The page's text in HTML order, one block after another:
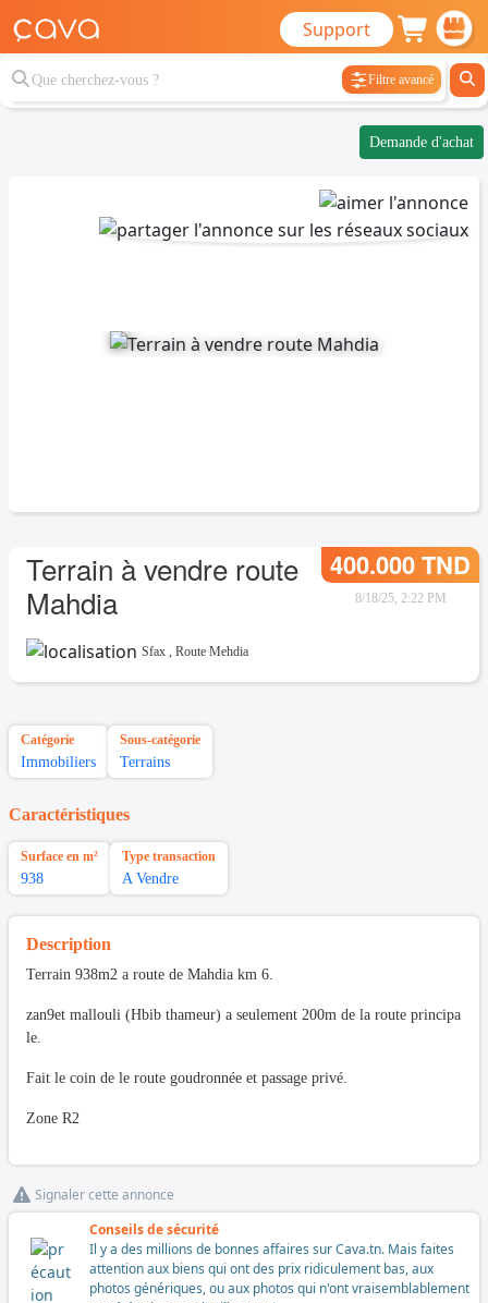
Support
Filtre avancé
Demande d'achat
Terrain à vendre route
Mahdia
400.000 TND
8/18/25, 2:22 PM
Sfax , Route Mehdia
Catégorie
Immobiliers
Sous-catégorie
Terrains
Caractéristiques
Surface en m²
938
Type transaction
A Vendre
Description
Terrain 938m2 a route de Mahdia km 6.
zan9et mallouli (Hbib thameur) a seulement 200m de la route principa
le.
Fait le coin de le route goudronnée et passage privé.
Zone R2
Signaler cette annonce
Conseils de sécurité
Il y a des millions de bonnes affaires sur Cava.tn. Mais faites
attention aux biens qui ont des prix ridiculement bas, aux
photos génériques, ou aux photos qui n'ont vraisemblablement